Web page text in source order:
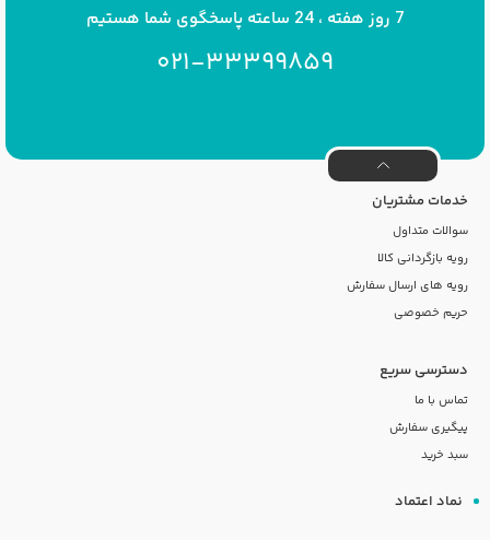
7 روز هفته ، 24 ساعته پاسخگوی شما هستیم
021-33399859
خدمات مشتریان
سوالات متداول
رویه بازگردانی کالا
رویه های ارسال سفارش
حریم خصوصی
دسترسی سریع
تماس با ما
پیگیری سفارش
سبد خرید
نماد اعتماد